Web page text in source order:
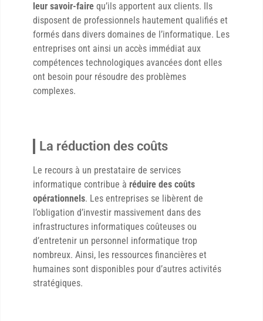
leur savoir-faire qu’ils apportent aux clients. Ils
disposent de professionnels hautement qualifiés et
formés dans divers domaines de l’informatique. Les
entreprises ont ainsi un accès immédiat aux
compétences technologiques avancées dont elles
ont besoin pour résoudre des problèmes
complexes.
La réduction des coûts
Le recours à un prestataire de services
informatique contribue à réduire des coûts
opérationnels. Les entreprises se libèrent de
l’obligation d’investir massivement dans des
infrastructures informatiques coûteuses ou
d’entretenir un personnel informatique trop
nombreux. Ainsi, les ressources financières et
humaines sont disponibles pour d’autres activités
stratégiques.